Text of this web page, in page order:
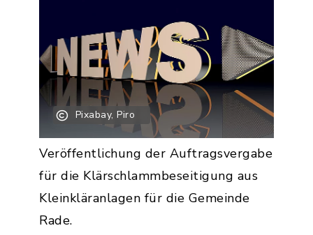
Pixabay, Piro
Veröffentlichung der Auftragsvergabe
für die Klärschlammbeseitigung aus
Kleinkläranlagen für die Gemeinde
Rade.